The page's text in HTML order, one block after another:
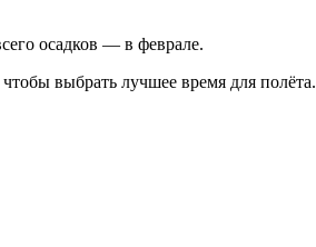
осадков — в феврале.
выбрать лучшее время для полёта.